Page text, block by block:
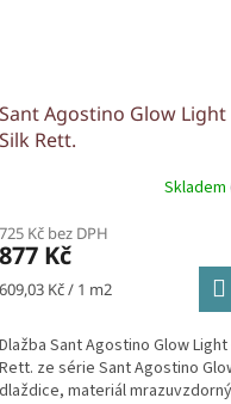
Sant Agostino Glow Light
Silk Rett.
Skladem
725 Kč bez DPH
877 Kč
Měrná
609,03 Kč / 1 m2
Dlažba Sant Agostino Glow Light
Rett. ze série Sant Agostino
dlaždice, materiál